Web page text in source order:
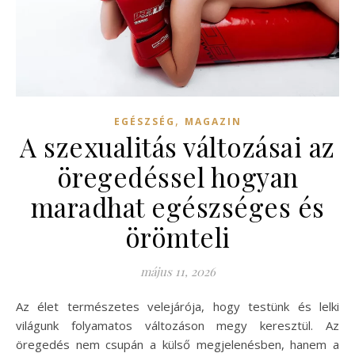
EGÉSZSÉG , MAGAZIN
A szexualitás változásai az
öregedéssel hogyan
maradhat egészséges és
örömteli
május 11, 2026
Az élet természetes velejárója, hogy testünk és lelki
világunk folyamatos változáson megy keresztül. Az
öregedés nem csupán a külső megjelenésben, hanem a